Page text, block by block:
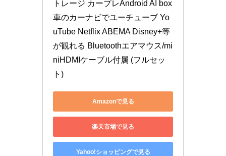
トレージ カープレAndroid AI box
車のカーナビでユーチューブ Yo
uTube Netflix ABEMA Disney+等
が観れる Bluetoothエアマウス/mi
niHDMIケーブル付属 (フルセッ
ト)
Amazonで見る
楽天市場で見る
Yahoo!ショッピングで見る